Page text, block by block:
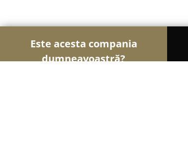
Este acesta compania
dumneavoastră?